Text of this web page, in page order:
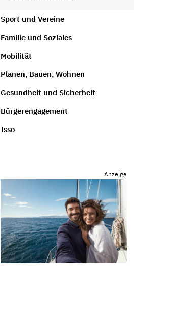
Sport und Vereine
Familie und Soziales
Mobilität
Planen, Bauen, Wohnen
Gesundheit und Sicherheit
Bürgerengagement
Isso
Anzeige